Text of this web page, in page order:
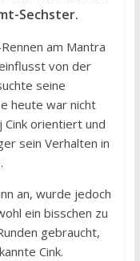
Sechster.
am Mantra
von der
seine
heute war nicht
Cink orientiert und
sein Verhalten in
an, wurde jedoch
ein bisschen zu
gebraucht,
Cink.